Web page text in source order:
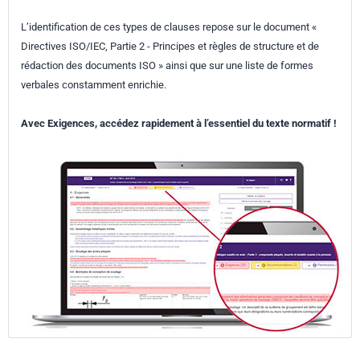
L’identification de ces types de clauses repose sur le document «
Directives ISO/IEC, Partie 2 - Principes et règles de structure et de
rédaction des documents ISO » ainsi que sur une liste de formes
verbales constamment enrichie.
Avec Exigences, accédez rapidement à l’essentiel du texte normatif !